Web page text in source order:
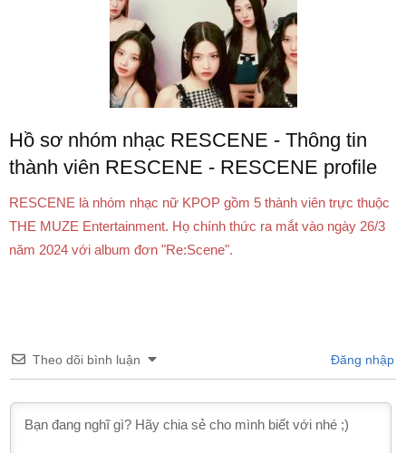
Hồ sơ nhóm nhạc RESCENE - Thông tin
thành viên RESCENE - RESCENE profile
RESCENE là nhóm nhạc nữ KPOP gồm 5 thành viên trực thuộc
THE MUZE Entertainment. Họ chính thức ra mắt vào ngày 26/3
năm 2024 với album đơn "Re:Scene".
Theo dõi bình luận Đăng nhập